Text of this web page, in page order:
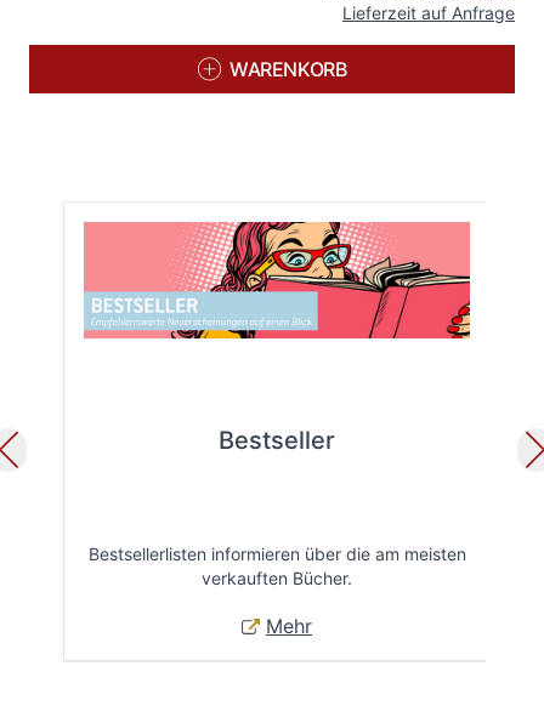
Lieferzeit auf Anfrage
WARENKORB
Bestseller
Bestsellerlisten informieren über die am meisten
verkauften Bücher.
Mehr